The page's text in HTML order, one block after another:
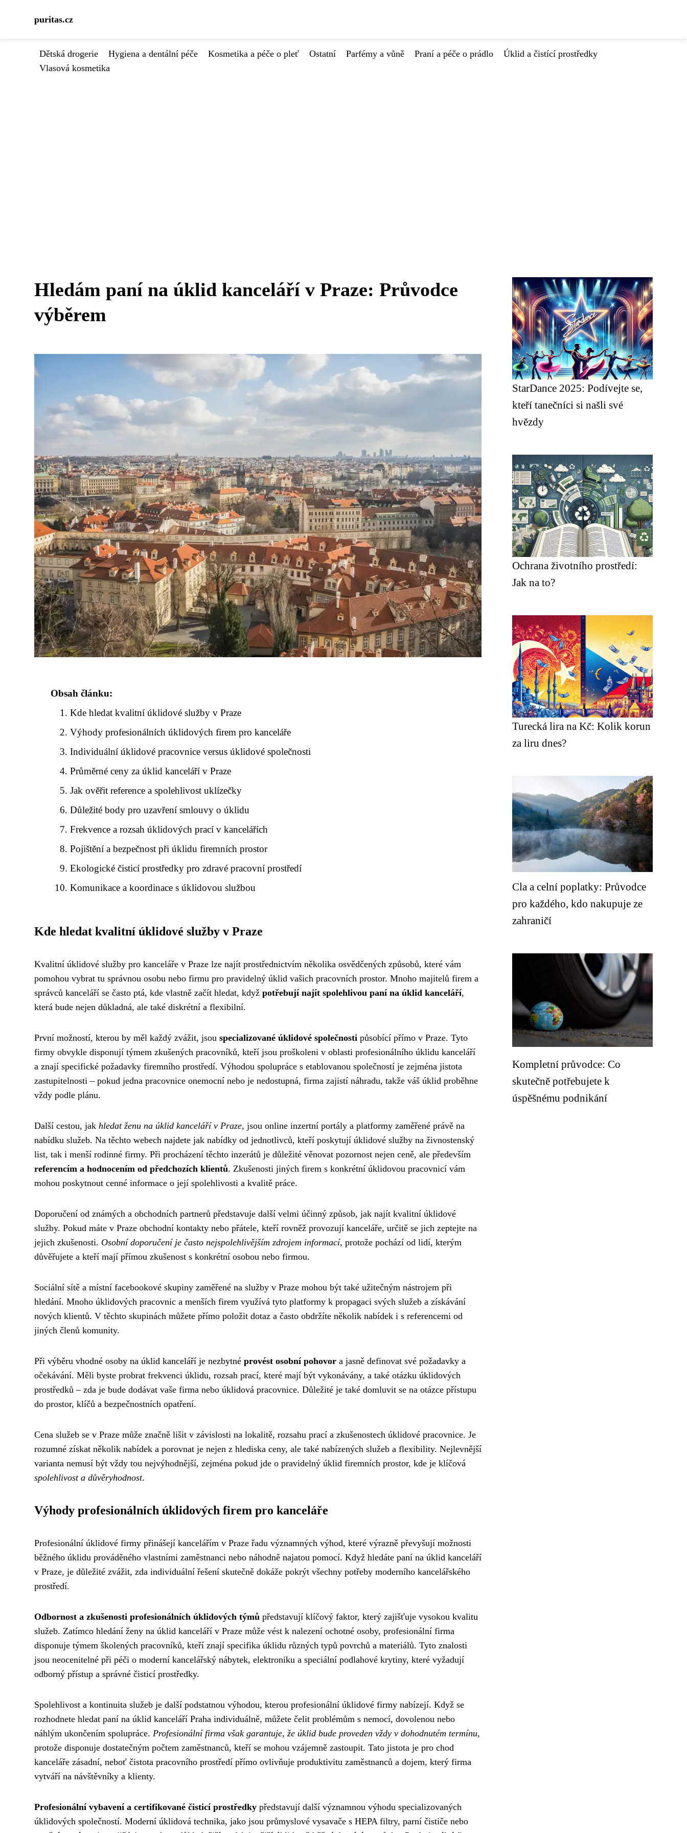
puritas.cz
Dětská drogerie Hygiena a dentální péče Kosmetika a péče o pleť Ostatní Parfémy a vůně Praní a péče o prádlo
Úklid a čistící prostředky
Vlasová kosmetika
Hledám paní na úklid kanceláří v Praze: Průvodce
výběrem
Obsah článku:
Kde hledat kvalitní úklidové služby v Praze
Výhody profesionálních úklidových firem pro kanceláře
Individuální úklidové pracovnice versus úklidové společnosti
Průměrné ceny za úklid kanceláří v Praze
Jak ověřit reference a spolehlivost uklízečky
Důležité body pro uzavření smlouvy o úklidu
Frekvence a rozsah úklidových prací v kancelářích
Pojištění a bezpečnost při úklidu firemních prostor
Ekologické čisticí prostředky pro zdravé pracovní prostředí
Komunikace a koordinace s úklidovou službou
Kde hledat kvalitní úklidové služby v Praze
Kvalitní úklidové služby pro kanceláře v Praze lze najít prostřednictvím několika osvědčených způsobů, které vám
pomohou vybrat tu správnou osobu nebo firmu pro pravidelný úklid vašich pracovních prostor. Mnoho majitelů firem a
správců kanceláří se často ptá, kde vlastně začít hledat, když potřebují najít spolehlivou paní na úklid kanceláří,
která bude nejen důkladná, ale také diskrétní a flexibilní.
První možností, kterou by měl každý zvážit, jsou specializované úklidové společnosti působící přímo v Praze. Tyto
firmy obvykle disponují týmem zkušených pracovníků, kteří jsou proškoleni v oblasti profesionálního úklidu kanceláří
a znají specifické požadavky firemního prostředí. Výhodou spolupráce s etablovanou společností je zejména jistota
zastupitelnosti – pokud jedna pracovnice onemocní nebo je nedostupná, firma zajistí náhradu, takže váš úklid proběhne
vždy podle plánu.
Další cestou, jak hledat ženu na úklid kanceláří v Praze, jsou online inzertní portály a platformy zaměřené právě na
nabídku služeb. Na těchto webech najdete jak nabídky od jednotlivců, kteří poskytují úklidové služby na živnostenský
list, tak i menší rodinné firmy. Při procházení těchto inzerátů je důležité věnovat pozornost nejen ceně, ale především
referencím a hodnocením od předchozích klientů. Zkušenosti jiných firem s konkrétní úklidovou pracovnicí vám
mohou poskytnout cenné informace o její spolehlivosti a kvalitě práce.
Doporučení od známých a obchodních partnerů představuje další velmi účinný způsob, jak najít kvalitní úklidové
služby. Pokud máte v Praze obchodní kontakty nebo přátele, kteří rovněž provozují kanceláře, určitě se jich zeptejte na
jejich zkušenosti. Osobní doporučení je často nejspolehlivějším zdrojem informací, protože pochází od lidí, kterým
důvěřujete a kteří mají přímou zkušenost s konkrétní osobou nebo firmou.
Sociální sítě a místní facebookové skupiny zaměřené na služby v Praze mohou být také užitečným nástrojem při
hledání. Mnoho úklidových pracovnic a menších firem využívá tyto platformy k propagaci svých služeb a získávání
nových klientů. V těchto skupinách můžete přímo položit dotaz a často obdržíte několik nabídek i s referencemi od
jiných členů komunity.
Při výběru vhodné osoby na úklid kanceláří je nezbytné provést osobní pohovor a jasně definovat své požadavky a
očekávání. Měli byste probrat frekvenci úklidu, rozsah prací, které mají být vykonávány, a také otázku úklidových
prostředků – zda je bude dodávat vaše firma nebo úklidová pracovnice. Důležité je také domluvit se na otázce přístupu
do prostor, klíčů a bezpečnostních opatření.
Cena služeb se v Praze může značně lišit v závislosti na lokalitě, rozsahu prací a zkušenostech úklidové pracovnice. Je
rozumné získat několik nabídek a porovnat je nejen z hlediska ceny, ale také nabízených služeb a flexibility. Nejlevnější
varianta nemusí být vždy tou nejvýhodnější, zejména pokud jde o pravidelný úklid firemních prostor, kde je klíčová
spolehlivost a důvěryhodnost.
Výhody profesionálních úklidových firem pro kanceláře
Profesionální úklidové firmy přinášejí kancelářím v Praze řadu významných výhod, které výrazně převyšují možnosti
běžného úklidu prováděného vlastními zaměstnanci nebo náhodně najatou pomocí. Když hledáte paní na úklid kanceláří
v Praze, je důležité zvážit, zda individuální řešení skutečně dokáže pokrýt všechny potřeby moderního kancelářského
prostředí.
Odbornost a zkušenosti profesionálních úklidových týmů představují klíčový faktor, který zajišťuje vysokou kvalitu
služeb. Zatímco hledání ženy na úklid kanceláří v Praze může vést k nalezení ochotné osoby, profesionální firma
disponuje týmem školených pracovníků, kteří znají specifika úklidu různých typů povrchů a materiálů. Tyto znalosti
jsou neocenitelné při péči o moderní kancelářský nábytek, elektroniku a speciální podlahové krytiny, které vyžadují
odborný přístup a správné čisticí prostředky.
Spolehlivost a kontinuita služeb je další podstatnou výhodou, kterou profesionální úklidové firmy nabízejí. Když se
rozhodnete hledat paní na úklid kanceláří Praha individuálně, můžete čelit problémům s nemocí, dovolenou nebo
náhlým ukončením spolupráce. Profesionální firma však garantuje, že úklid bude proveden vždy v dohodnutém termínu,
protože disponuje dostatečným počtem zaměstnanců, kteří se mohou vzájemně zastoupit. Tato jistota je pro chod
kanceláře zásadní, neboť čistota pracovního prostředí přímo ovlivňuje produktivitu zaměstnanců a dojem, který firma
vytváří na návštěvníky a klienty.
Profesionální vybavení a certifikované čisticí prostředky představují další významnou výhodu specializovaných
úklidových společností. Moderní úklidová technika, jako jsou průmyslové vysavače s HEPA filtry, parní čističe nebo
StarDance 2025: Podívejte se,
kteří tanečníci si našli své
hvězdy
Ochrana životního prostředí:
Jak na to?
Turecká lira na Kč: Kolik korun
za liru dnes?
Cla a celní poplatky: Průvodce
pro každého, kdo nakupuje ze
zahraničí
Kompletní průvodce: Co
skutečně potřebujete k
úspěšnému podnikání